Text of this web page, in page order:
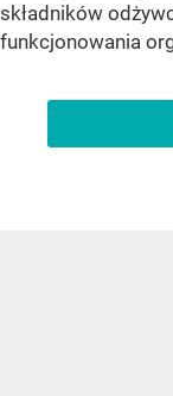
składników
funkcjonowania